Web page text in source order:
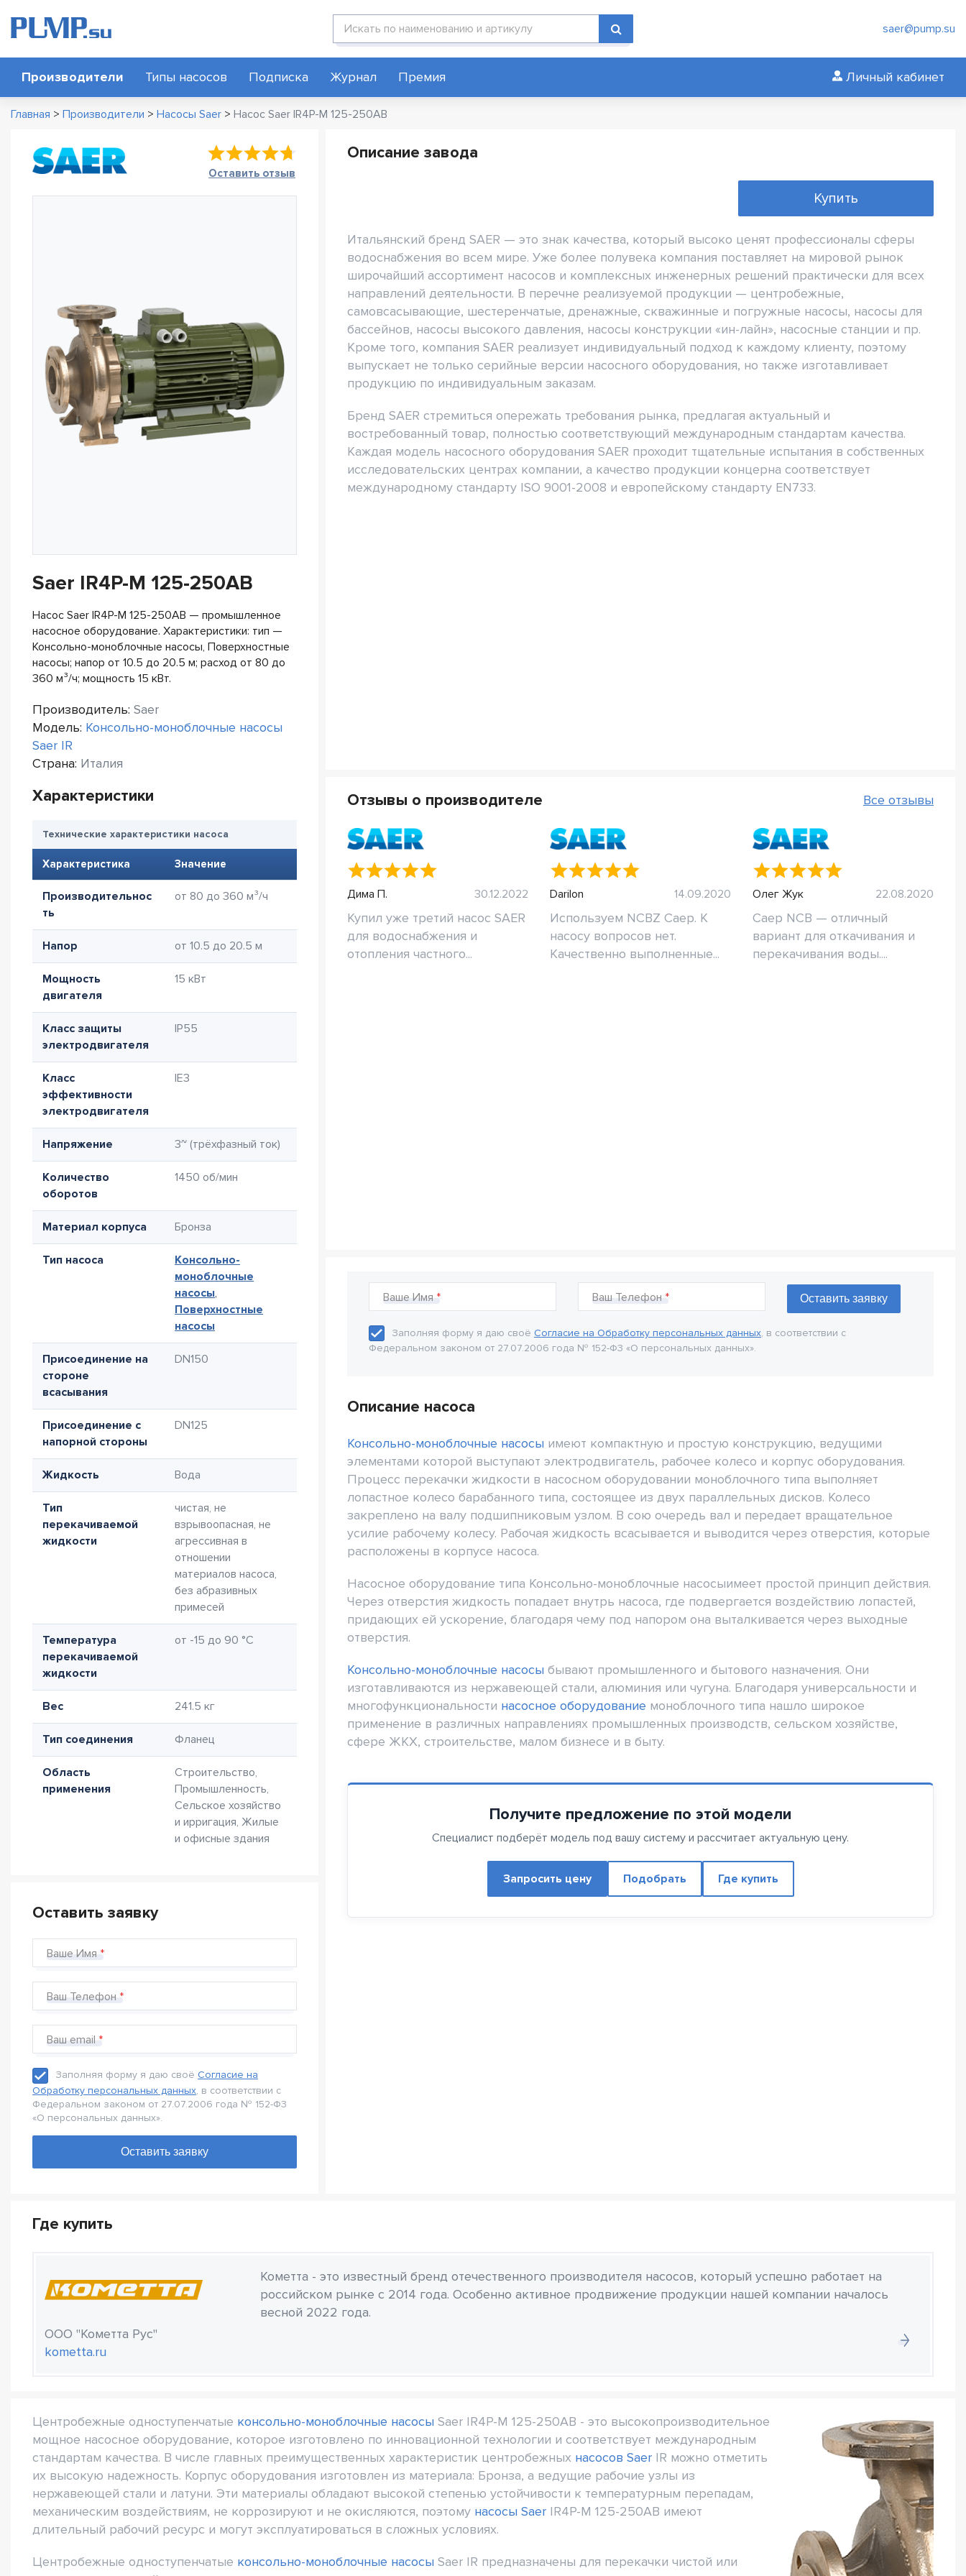
Поиск по каталогу saer@pump.su
Производители Типы насосов Подписка Журнал Премия Личный кабинет
Главная > Производители > Насосы Saer > Насос Saer IR4P-M 125-250AB
Оставить отзыв
Saer IR4P-M 125-250AB
Насос Saer IR4P-M 125-250AB — промышленное
насосное оборудование. Характеристики: тип —
Консольно-моноблочные насосы, Поверхностные
насосы; напор от 10.5 до 20.5 м; расход от 80 до
360 м³/ч; мощность 15 кВт.
Производитель: Saer
Модель: Консольно-моноблочные насосы
Saer IR
Страна: Италия
Характеристики
Технические характеристики насоса
Характеристика Значение
Производительнос
ть
от 80 до 360 м³/ч
Напор от 10.5 до 20.5 м
Мощность
двигателя
15 кВт
Класс защиты
электродвигателя
IP55
Класс
эффективности
электродвигателя
IE3
Напряжение 3~ (трёхфазный ток)
Количество
оборотов
1450 об/мин
Материал корпуса Бронза
Тип насоса
Консольно-
моноблочные
насосы,
Поверхностные
насосы
Присоединение на
стороне
всасывания
DN150
Присоединение с
напорной стороны
DN125
Жидкость Вода
Тип
перекачиваемой
жидкости
чистая, не
взрывоопасная, не
агрессивная в
отношении
материалов насоса,
без абразивных
примесей
Температура
перекачиваемой
жидкости
от -15 до 90 °C
Вес 241.5 кг
Тип соединения Фланец
Область
применения
Строительство,
Промышленность,
Сельское хозяйство
и ирригация, Жилые
и офисные здания
Оставить заявку
Ваше Имя
Ваш Телефон
Ваш email
Заполняя форму я даю своё Согласие на
Обработку персональных данных, в соответствии с
Федеральном законом от 27.07.2006 года № 152-Ф3
«О персональных данных».
Описание завода
Купить
Итальянский бренд SAER — это знак качества, который высоко ценят профессионалы сферы
водоснабжения во всем мире. Уже более полувека компания поставляет на мировой рынок
широчайший ассортимент насосов и комплексных инженерных решений практически для всех
направлений деятельности. В перечне реализуемой продукции — центробежные,
самовсасывающие, шестеренчатые, дренажные, скважинные и погружные насосы, насосы для
бассейнов, насосы высокого давления, насосы конструкции «ин-лайн», насосные станции и пр.
Кроме того, компания SAER реализует индивидуальный подход к каждому клиенту, поэтому
выпускает не только серийные версии насосного оборудования, но также изготавливает
продукцию по индивидуальным заказам.
Бренд SAER стремиться опережать требования рынка, предлагая актуальный и
востребованный товар, полностью соответствующий международным стандартам качества.
Каждая модель насосного оборудования SAER проходит тщательные испытания в собственных
исследовательских центрах компании, а качество продукции концерна соответствует
международному стандарту ISO 9001-2008 и европейскому стандарту EN733.
Отзывы о производителе Все отзывы
Дима П. 30.12.2022
Купил уже третий насос SAER
для водоснабжения и
отопления частного...
Darilon 14.09.2020
Используем NCBZ Саер. К
насосу вопросов нет.
Качественно выполненные...
Олег Жук 22.08.2020
Саер NCB — отличный
вариант для откачивания и
перекачивания воды....
Ваше Имя Ваш Телефон
Заполняя форму я даю своё Согласие на Обработку персональных данных, в соответствии с
Федеральном законом от 27.07.2006 года № 152-Ф3 «О персональных данных».
Описание насоса
Консольно-моноблочные насосы имеют компактную и простую конструкцию, ведущими
элементами которой выступают электродвигатель, рабочее колесо и корпус оборудования.
Процесс перекачки жидкости в насосном оборудовании моноблочного типа выполняет
лопастное колесо барабанного типа, состоящее из двух параллельных дисков. Колесо
закреплено на валу подшипниковым узлом. В сою очередь вал и передает вращательное
усилие рабочему колесу. Рабочая жидкость всасывается и выводится через отверстия, которые
расположены в корпусе насоса.
Насосное оборудование типа Консольно-моноблочные насосыимеет простой принцип действия.
Через отверстия жидкость попадает внутрь насоса, где подвергается воздействию лопастей,
придающих ей ускорение, благодаря чему под напором она выталкивается через выходные
отверстия.
Консольно-моноблочные насосы бывают промышленного и бытового назначения. Они
изготавливаются из нержавеющей стали, алюминия или чугуна. Благодаря универсальности и
многофункциональности насосное оборудование моноблочного типа нашло широкое
применение в различных направлениях промышленных производств, сельском хозяйстве,
сфере ЖКХ, строительстве, малом бизнесе и в быту.
Получите предложение по этой модели
Специалист подберёт модель под вашу систему и рассчитает актуальную цену.
Запросить цену Подобрать Где купить
Где купить
ООО "Кометта Рус"
kometta.ru
Кометта - это известный бренд отечественного производителя насосов, который успешно работает на
российском рынке с 2014 года. Особенно активное продвижение продукции нашей компании началось
весной 2022 года.
Центробежные одноступенчатые консольно-моноблочные насосы Saer IR4P-M 125-250AB - это высокопроизводительное
мощное насосное оборудование, которое изготовлено по инновационной технологии и соответствует международным
стандартам качества. В числе главных преимущественных характеристик центробежных насосов Saer IR можно отметить
их высокую надежность. Корпус оборудования изготовлен из материала: Бронза, а ведущие рабочие узлы из
нержавеющей стали и латуни. Эти материалы обладают высокой степенью устойчивости к температурным перепадам,
механическим воздействиям, не коррозируют и не окисляются, поэтому насосы Saer IR4P-M 125-250AB имеют
длительный рабочий ресурс и могут эксплуатироваться в сложных условиях.
Центробежные одноступенчатые консольно-моноблочные насосы Saer IR предназначены для перекачки чистой или